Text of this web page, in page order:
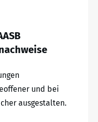
und bei
ausgestalten.